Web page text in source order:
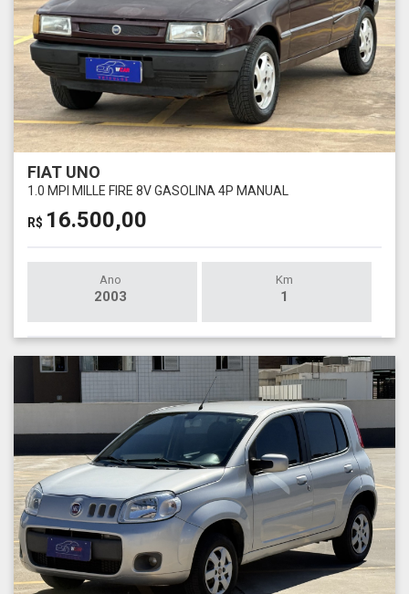
FIAT UNO
1.0 MPI MILLE FIRE 8V GASOLINA 4P MANUAL
R$ 16.500,00
Ano
2003
Km
1